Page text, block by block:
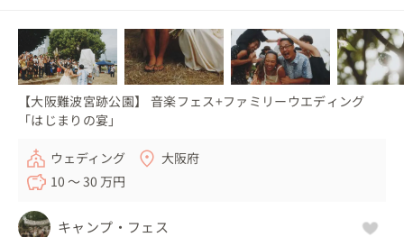
【大阪難波宮跡公園】 音楽フェス+ファミリーウエディング
「はじまりの宴」
ウェディング
大阪府
10 〜 30 万円
キャンプ・フェス